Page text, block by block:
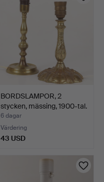
BORDSLAMPOR, 2
stycken, mässing, 1900-tal.
6 dagar
Värdering
43 USD